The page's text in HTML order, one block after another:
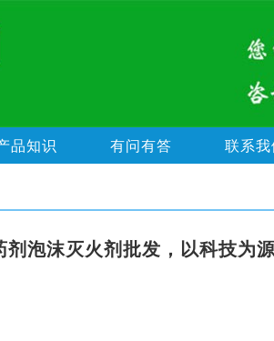
品知识 有问有答 联系我
剂泡沫灭火剂批发，以科技为